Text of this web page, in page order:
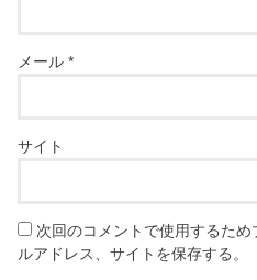
メール*
サイト
次回のコメントで使用するた
ルアドレス、サイトを保存する。